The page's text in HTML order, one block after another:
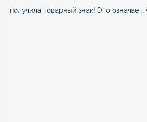
получила товарный знак! Это означает,